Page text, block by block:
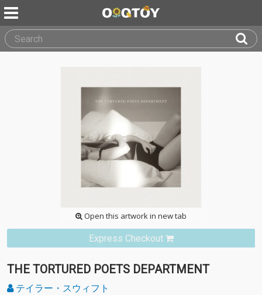
Open this artwork in new tab
Express Checkout
THE TORTURED POETS DEPARTMENT
テイラー・スウィフト